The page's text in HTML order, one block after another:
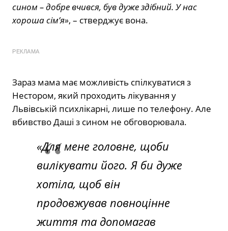
сином – добре вчився, був дуже здібний. У нас
хороша сім’я», – стверджує вона.
РЕКЛАМА
Зараз мама має можливість спілкуватися з
Нестором, який проходить лікування у
Львівській психлікарні, лише по телефону. Але
вбивство Даші з сином не обговорювала.
«Для мене головне, щоби
вилікувати його. Я би дуже
хотіла, щоб він
продовжував повноцінне
життя та допомагав